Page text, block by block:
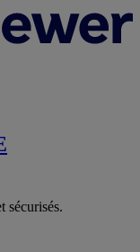
sécurisés.